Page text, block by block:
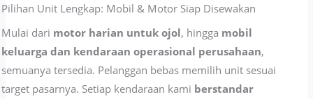
Pilihan Unit Lengkap: Mobil & Motor Siap Disewakan
Mulai dari motor harian untuk ojol, hingga mobil
keluarga dan kendaraan operasional perusahaan,
semuanya tersedia. Pelanggan bebas memilih unit sesuai
target pasarnya. Setiap kendaraan kami berstandar